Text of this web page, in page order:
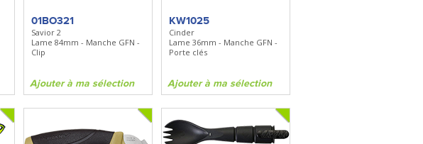
01BO321
Savior 2
Lame 84mm - Manche GFN -
Clip
Ajouter à ma sélection
KW1025
Cinder
Lame 36mm - Manche GFN -
Porte clés
Ajouter à ma sélection